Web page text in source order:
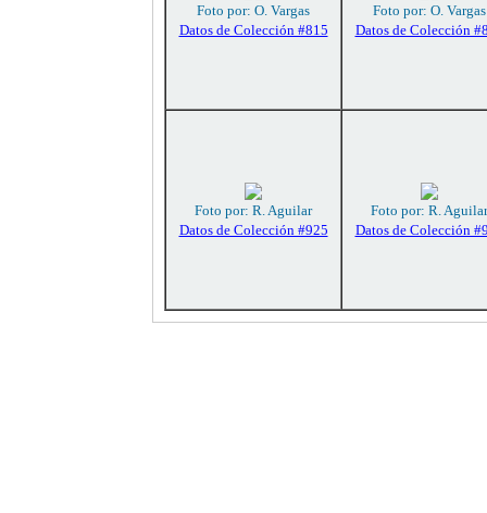
Foto por: O. Vargas
Datos de Colección #815
Foto por: O. Vargas
Datos de Colección
Foto por: R. Aguilar
Datos de Colección #925
Foto por: R. Aguilar
Datos de Colección